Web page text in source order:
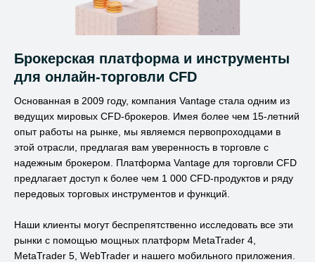
Брокерская платформа и инструменты
для онлайн-торговли CFD
Основанная в 2009 году, компания Vantage стала одним из
ведущих мировых CFD-брокеров. Имея более чем 15-летний
опыт работы на рынке, мы являемся первопроходцами в
этой отрасли, предлагая вам уверенность в торговле с
надежным брокером. Платформа Vantage для торговли CFD
предлагает доступ к более чем 1 000 CFD-продуктов и ряду
передовых торговых инструментов и функций.
Наши клиенты могут беспрепятственно исследовать все эти
рынки с помощью мощных платформ MetaTrader 4,
MetaTrader 5, WebTrader и нашего мобильного приложения.